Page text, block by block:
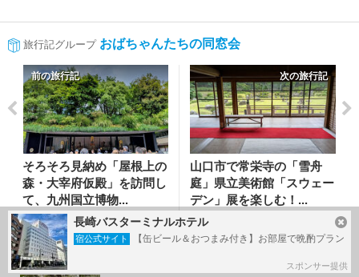
旅行記グループ おばちゃんたちの同窓会
前の旅行記
そろそろ見納め「屋根上の
森・大宰府仮殿」を訪問し
て、九州国立博物...
2026/04/28～
太宰府
次の旅行記
山口市で常栄寺の「雪舟
庭」県立美術館「スウェー
デン」展を楽しむ！...
2026/06/09～
山口市
長崎バスターミナルホテル
宿公式サイト 【缶ビール＆おつまみ付き】お部屋で晩酌プラン
スポンサー提供